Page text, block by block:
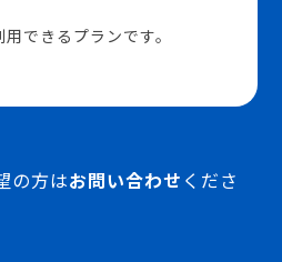
できるプランです。
の方はお問い合わせ くださ